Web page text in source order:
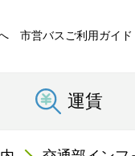
市営バスご利用ガイド
運賃